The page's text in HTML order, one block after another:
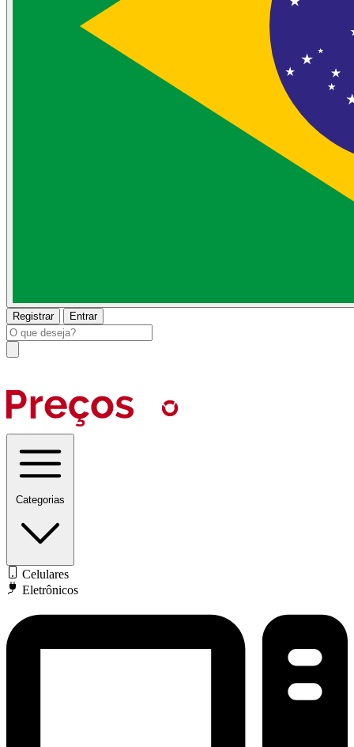
Registrar Entrar
Categorias
Celulares
Eletrônicos